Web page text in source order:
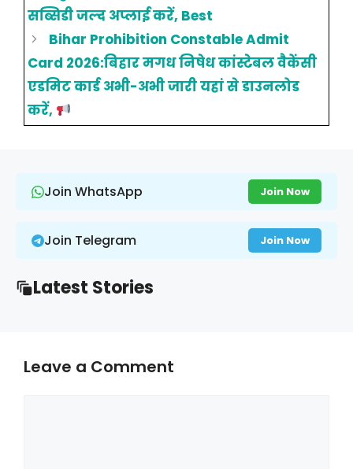
सब्सिडी जल्द अप्लाई करें, Best
Bihar Prohibition Constable Admit
Card 2026:बिहार मगध निषेध कांस्टेबल वैकेंसी
एडमिट कार्ड अभी-अभी जारी यहां से डाउनलोड
करें,
Join WhatsApp Join Now
Join Telegram Join Now
Latest Stories
Leave a Comment